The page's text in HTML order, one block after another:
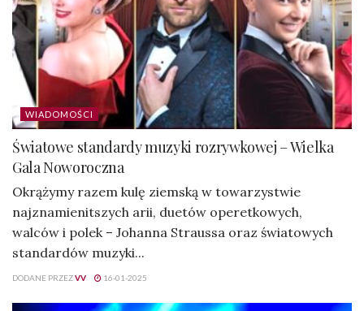
WIADOMOŚCI
Światowe standardy muzyki rozrywkowej – Wielka
Gala Noworoczna
Okrążymy razem kulę ziemską w towarzystwie
najznamienitszych arii, duetów operetkowych,
walców i polek – Johanna Straussa oraz światowych
standardów muzyki...
DODANE PRZEZVV 16-01-2025